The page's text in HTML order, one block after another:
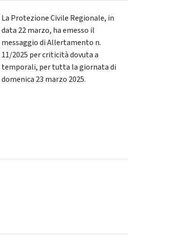
La Protezione Civile Regionale, in
data 22 marzo, ha emesso il
messaggio di Allertamento n.
11/2025 per criticità dovuta a
temporali, per tutta la giornata di
domenica 23 marzo 2025.